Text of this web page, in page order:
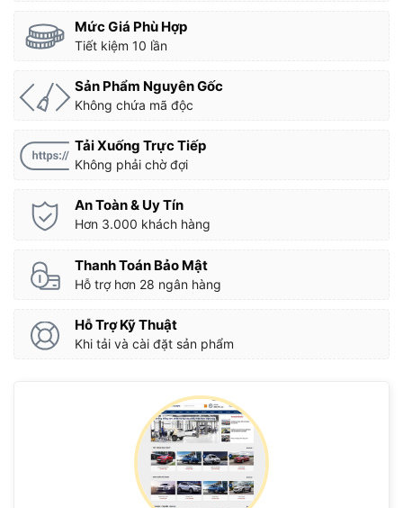
Mức Giá Phù Hợp
Tiết kiệm 10 lần
Sản Phẩm Nguyên Gốc
Không chứa mã độc
Tải Xuống Trực Tiếp
Không phải chờ đợi
An Toàn & Uy Tín
Hơn 3.000 khách hàng
Thanh Toán Bảo Mật
Hỗ trợ hơn 28 ngân hàng
Hỗ Trợ Kỹ Thuật
Khi tải và cài đặt sản phẩm